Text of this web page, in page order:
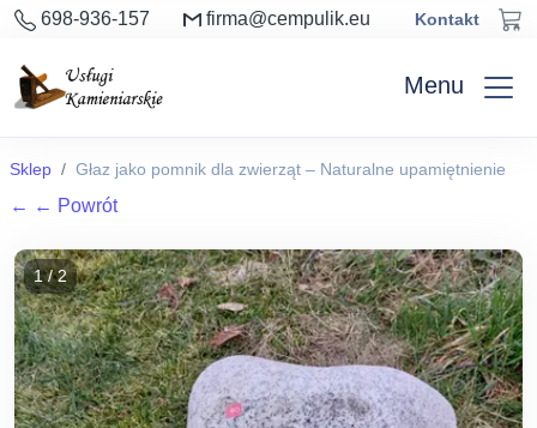
698-936-157 firma@cempulik.eu Kontakt
Menu
Sklep Głaz jako pomnik dla zwierząt – Naturalne upamiętnienie
← ← Powrót
1 / 2